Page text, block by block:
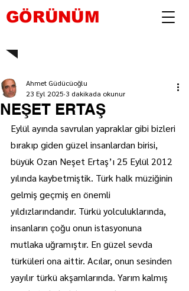
GÖRÜNÜM
NEŞET ERTAŞ
Ahmet Güdücüoğlu
23 Eyl 2025 3 dakikada okunur
Eylül ayında savrulan yapraklar gibi bizleri
bırakıp giden güzel insanlardan birisi,
büyük Ozan Neşet Ertaş’ı 25 Eylül 2012
yılında kaybetmiştik. Türk halk müziğinin
gelmiş geçmiş en önemli
yıldızlarındandır. Türkü yolculuklarında,
insanların çoğu onun istasyonuna
mutlaka uğramıştır. En güzel sevda
türküleri ona aittir. Acılar, onun sesinden
yayılır türkü akşamlarında. Yarım kalmış